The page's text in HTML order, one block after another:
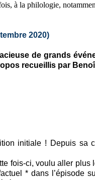
à la philologie,
2020)
de grands
recueillis par
initiale ! Depuis sa
fois-ci, voulu aller plus
* dans l’épisode